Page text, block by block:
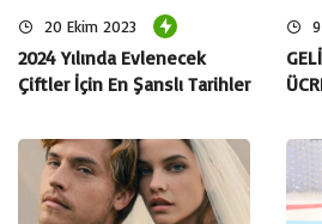
başarılarının ardındaki insan
tutkusunu daha yakından
YETENEĞİNİZİ NASIL ORTAYA ÇIKTI VE
OLMA YOLUNDA DESTEKLEYEN KİM
20 Ekim 2023
2024 Yılında Evlenecek
Çiftler İçin En Şanslı Tarihler